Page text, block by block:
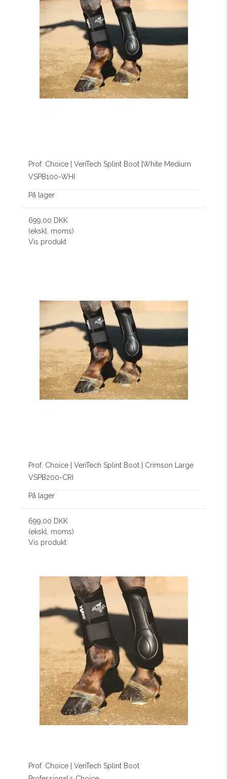
Prof. Choice | VenTech Splint Boot |White Medium
VSPB100-WHI
På lager
699,00 DKK
(ekskl. moms)
Vis produkt
Prof. Choice | VenTech Splint Boot | Crimson Large
VSPB200-CRI
På lager
699,00 DKK
(ekskl. moms)
Vis produkt
Prof. Choice | VenTech Splint Boot